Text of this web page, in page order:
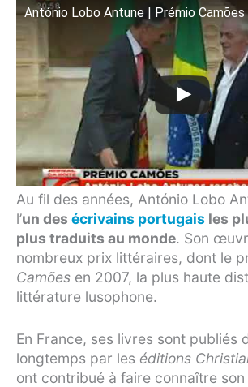
António Lobo Antune | Prémio
Au fil des années, António Lobo
l’un des écrivains portugais les
plus traduits au monde. Son
nombreux prix littéraires, dont le
Camões en 2007, la plus haute
littérature lusophone.
En France, ses livres sont publiés
longtemps par les éditions
ont contribué à faire connaître